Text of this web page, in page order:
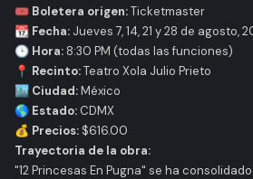
🎟️ Boletera origen:Ticketmaster
📆 Fecha: Jueves 7, 14, 21 y 28 de agosto,
🕒 Hora: 8:30 PM (todas las funciones)
📍 Recinto:Teatro Xola Julio Prieto
🏙️ Ciudad:México
🌎 Estado: CDMX
💰 Precios: $616.00
Trayectoria de la obra:
"12 Princesas En Pugna" se ha